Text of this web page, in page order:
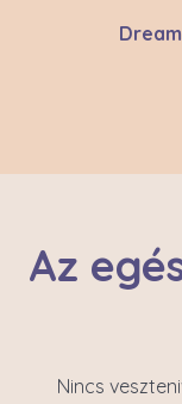
Az
Nincs